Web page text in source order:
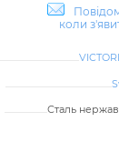
коли
Сталь